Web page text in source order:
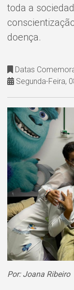
toda a
doença.
Datas
Segunda-Feira,
Por: Joana Ribeiro